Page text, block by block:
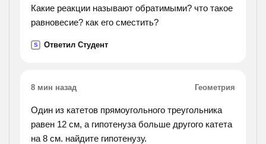
Какие реакции называют обратимыми? что такое
равновесие? как его сместить?
S Ответил Студент
8 мин назад Геометрия
Один из катетов прямоугольного треугольника
равен 12 см, а гипотенуза больше другого катета
на 8 см. найдите гипотенузу.